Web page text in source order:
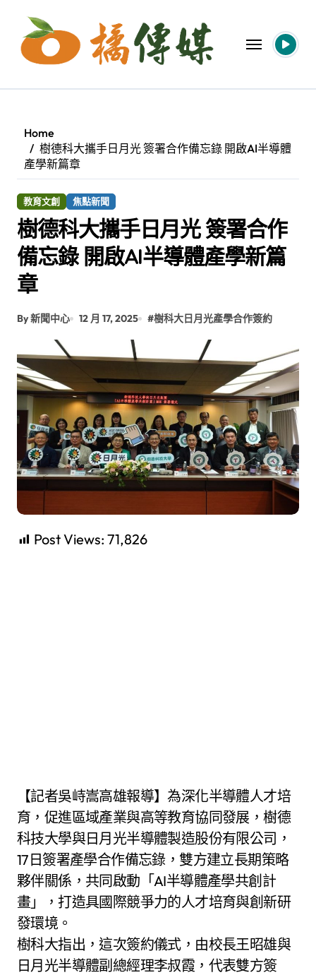
content
Home
樹德科大攜手日月光 簽署合作備忘錄 開啟AI半導體
產學新篇章
教育文創 焦點新聞
樹德科大攜手日月光 簽署合作
備忘錄 開啟AI半導體產學新篇
章
By 新聞中心 12 月 17, 2025 #樹科大日月光產學合作簽約
Post Views: 71,826
【記者吳峙嵩高雄報導】為深化半導體人才培
育，促進區域產業與高等教育協同發展，樹德
科技大學與日月光半導體製造股份有限公司，
17日簽署產學合作備忘錄，雙方建立長期策略
夥伴關係，共同啟動「AI半導體產學共創計
畫」，打造具國際競爭力的人才培育與創新研
發環境。
樹科大指出，這次簽約儀式，由校長王昭雄與
日月光半導體副總經理李叔霞，代表雙方簽